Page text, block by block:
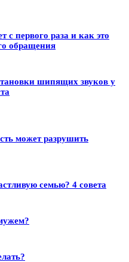
с первого раза и как это
обращения
шипящих звуков у
может разрушить
семью? 4 совета